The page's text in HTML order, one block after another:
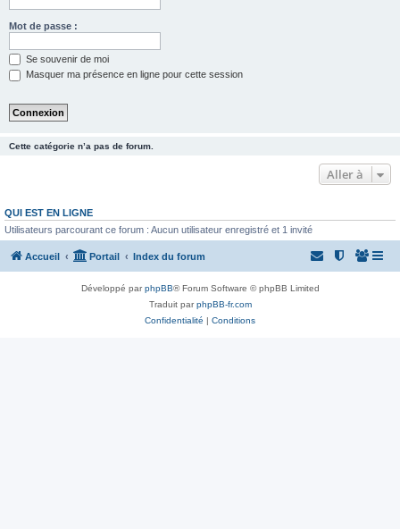
Mot de passe :
Se souvenir de moi
Masquer ma présence en ligne pour cette session
Cette catégorie n’a pas de forum.
Aller à
QUI EST EN LIGNE
Utilisateurs parcourant ce forum : Aucun utilisateur enregistré et 1 invité
Accueil Portail Index du forum
Développé parphpBB® Forum Software © phpBB Limited
Traduit parphpBB-fr.com
Confidentialité | Conditions